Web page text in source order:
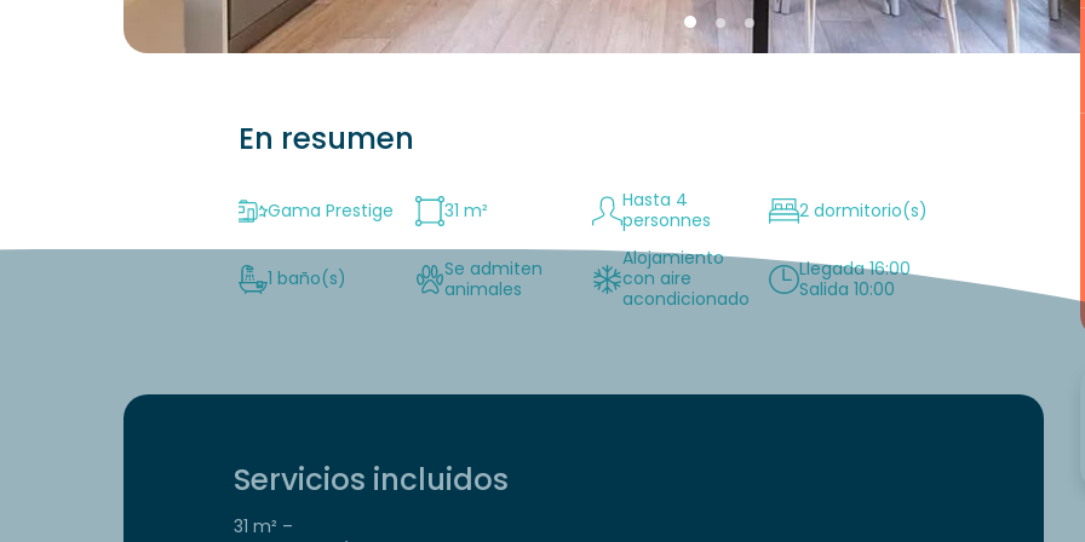
En resumen
Gama Prestige 31 m²
Hasta 4
personnes
2 dormitorio(s)
1 baño(s)
Se admiten
animales
Alojamiento
con aire
acondicionado
Llegada 16:00
Salida 10:00
Servicios incluidos
31 m² –